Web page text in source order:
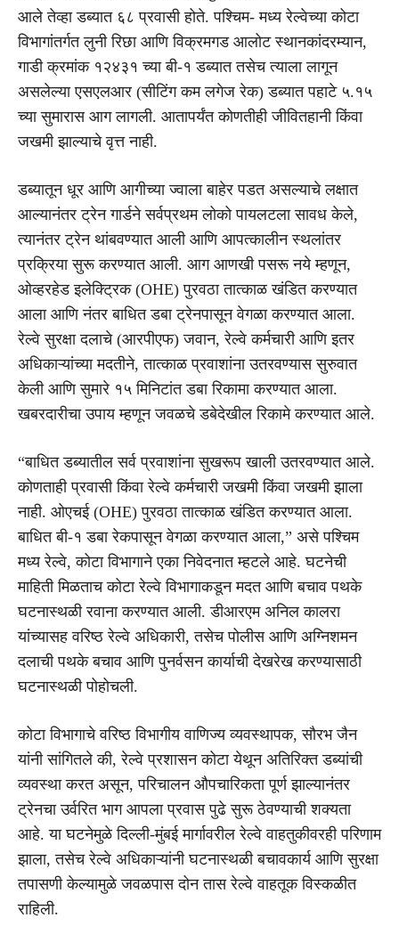
आले तेव्हा डब्यात ६८ प्रवासी होते. पश्चिम- मध्य रेल्वेच्या कोटा
विभागांतर्गत लुनी रिछा आणि विक्रमगड आलोट स्थानकांदरम्यान,
गाडी क्रमांक १२४३१ च्या बी-१ डब्यात तसेच त्याला लागून
असलेल्या एसएलआर (सीटिंग कम लगेज रेक) डब्यात पहाटे ५.१५
च्या सुमारास आग लागली. आतापर्यंत कोणतीही जीवितहानी किंवा
जखमी झाल्याचे वृत्त नाही.
डब्यातून धूर आणि आगीच्या ज्वाला बाहेर पडत असल्याचे लक्षात
आल्यानंतर ट्रेन गार्डने सर्वप्रथम लोको पायलटला सावध केले,
त्यानंतर ट्रेन थांबवण्यात आली आणि आपत्कालीन स्थलांतर
प्रक्रिया सुरू करण्यात आली. आग आणखी पसरू नये म्हणून,
ओव्हरहेड इलेक्ट्रिक (OHE) पुरवठा तात्काळ खंडित करण्यात
आला आणि नंतर बाधित डबा ट्रेनपासून वेगळा करण्यात आला.
रेल्वे सुरक्षा दलाचे (आरपीएफ) जवान, रेल्वे कर्मचारी आणि इतर
अधिकाऱ्यांच्या मदतीने, तात्काळ प्रवाशांना उतरवण्यास सुरुवात
केली आणि सुमारे १५ मिनिटांत डबा रिकामा करण्यात आला.
खबरदारीचा उपाय म्हणून जवळचे डबेदेखील रिकामे करण्यात आले.
“बाधित डब्यातील सर्व प्रवाशांना सुखरूप खाली उतरवण्यात आले.
कोणताही प्रवासी किंवा रेल्वे कर्मचारी जखमी किंवा जखमी झाला
नाही. ओएचई (OHE) पुरवठा तात्काळ खंडित करण्यात आला.
बाधित बी-१ डबा रेकपासून वेगळा करण्यात आला,” असे पश्चिम
मध्य रेल्वे, कोटा विभागाने एका निवेदनात म्हटले आहे. घटनेची
माहिती मिळताच कोटा रेल्वे विभागाकडून मदत आणि बचाव पथके
घटनास्थळी रवाना करण्यात आली. डीआरएम अनिल कालरा
यांच्यासह वरिष्ठ रेल्वे अधिकारी, तसेच पोलीस आणि अग्निशमन
दलाची पथके बचाव आणि पुनर्वसन कार्याची देखरेख करण्यासाठी
घटनास्थळी पोहोचली.
कोटा विभागाचे वरिष्ठ विभागीय वाणिज्य व्यवस्थापक, सौरभ जैन
यांनी सांगितले की, रेल्वे प्रशासन कोटा येथून अतिरिक्त डब्यांची
व्यवस्था करत असून, परिचालन औपचारिकता पूर्ण झाल्यानंतर
ट्रेनचा उर्वरित भाग आपला प्रवास पुढे सुरू ठेवण्याची शक्यता
आहे. या घटनेमुळे दिल्ली-मुंबई मार्गावरील रेल्वे वाहतुकीवरही परिणाम
झाला, तसेच रेल्वे अधिकाऱ्यांनी घटनास्थळी बचावकार्य आणि सुरक्षा
तपासणी केल्यामुळे जवळपास दोन तास रेल्वे वाहतूक विस्कळीत
राहिली.